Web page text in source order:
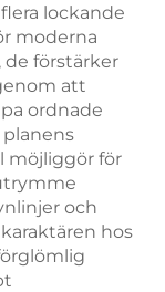
lockande
moderna
de förstärker
att
ordnade
möjliggör för
och
hos